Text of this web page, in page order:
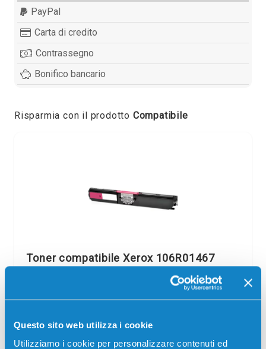
Questo sito web utilizza i cookie
Utilizziamo i cookie per personalizzare contenuti ed
PayPal
Carta di credito
Contrassegno
Bonifico bancario
Risparmia con il prodotto Compatibile
Toner compatibile Xerox 106R01467
Toner compatibile Xerox 106R01467 MAGENTA 2500
pagine per Stampanti: Xerox PHASER 6121